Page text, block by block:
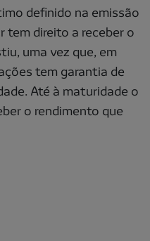
definido na emissão
tem direito a receber o
uma vez que, em
tem garantia de
Até à maturidade o
o rendimento que